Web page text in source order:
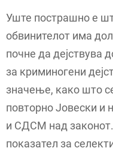
Уште пострашно е
обвинителот има
почне да дејствува
за криминогени
значење, како што
повторно Јовески и
и СДСМ над
показател за